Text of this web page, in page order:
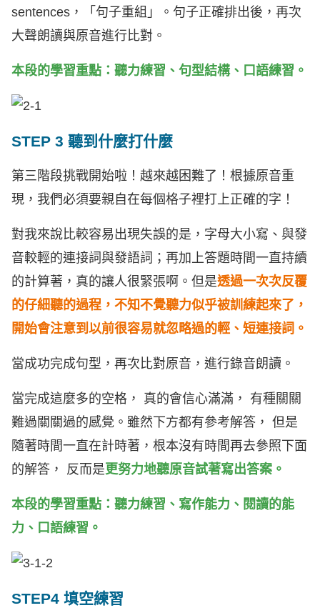
sentences，「句子重組」。句子正確排出後，再次
大聲朗讀與原音進行比對。
本段的學習重點：聽力練習、句型結構、口語練習。
STEP 3 聽到什麼打什麼
第三階段挑戰開始啦！越來越困難了！根據原音重
現，我們必須要親自在每個格子裡打上正確的字！
對我來說比較容易出現失誤的是，字母大小寫、與發
音較輕的連接詞與發語詞；再加上答題時間一直持續
的計算著，真的讓人很緊張啊。但是透過一次次反覆
的仔細聽的過程，不知不覺聽力似乎被訓練起來了 ，
開始會注意到以前很容易就忽略過的輕、短連接詞。
當成功完成句型，再次比對原音，進行錄音朗讀。
當完成這麼多的空格， 真的會信心滿滿， 有種關關
難過關關過的感覺。雖然下方都有參考解答， 但是
隨著時間一直在計時著，根本沒有時間再去參照下面
的解答， 反而是更努力地聽原音試著寫出答案。
本段的學習重點：聽力練習、寫作能力、閱讀的能
力、口語練習。
STEP4 填空練習